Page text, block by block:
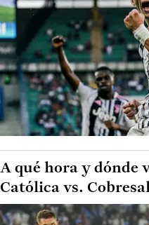
A qué hora y dónde
Católica vs.